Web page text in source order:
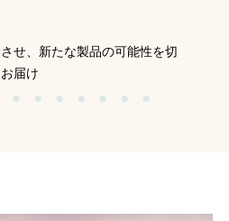
せ、新たな製品の可能性を切
届け